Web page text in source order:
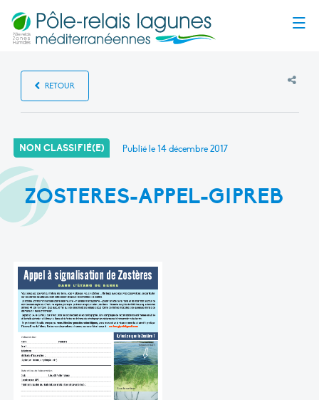
RETOUR
NON CLASSIFIÉ(E) Publié le14 décembre 2017
ZOSTERES-APPEL-GIPREB